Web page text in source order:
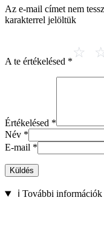
Az e-mail címet nem
karakterrel jelöltük
A te értékelésed *
Értékelésed *
Név *
E-mail *
Küldés
ℹ️ További információk